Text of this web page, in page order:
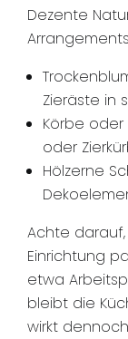
Dezente
Zieräste in
Körbe oder
oder
Hölzerne
Achte
Einrichtung
etwa
bleibt die
wirkt